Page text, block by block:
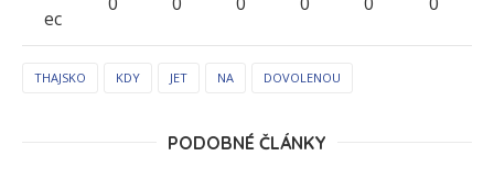
ec
THAJSKO KDY JET NA DOVOLENOU
PODOBNÉ ČLÁNKY